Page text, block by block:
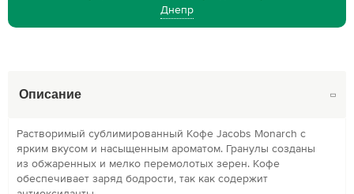
Днепр
Описание
Растворимый сублимированный Кофе Jacobs Monarch с
ярким вкусом и насыщенным ароматом. Гранулы созданы
из обжаренных и мелко перемолотых зерен. Кофе
обеспечивает заряд бодрости, так как содержит